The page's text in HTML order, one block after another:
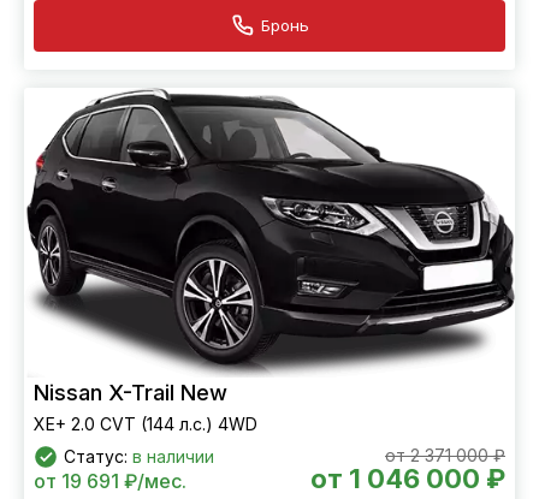
Бронь
Nissan X-Trail New
XE+ 2.0 CVT (144 л.с.) 4WD
Статус: в наличии от 2 371 000 ₽
от 1 046 000 ₽
от 19 691 ₽/мес.